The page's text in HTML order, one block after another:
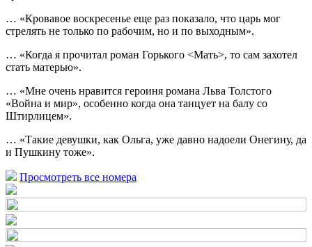
… «Кровавое воскресенье еще раз показало, что царь мог
стрелять не только по рабочим, но и по выходным».
… «Когда я прочитал роман Горького <Мать>, то сам захотел
стать матерью».
… «Мне очень нравится героиня романа Льва Толстого
«Война и мир», особенно когда она танцует на балу со
Штирлицем».
… «Такие девушки, как Ольга, уже давно надоели Онегину, да
и Пушкину тоже».
Просмотреть все номера